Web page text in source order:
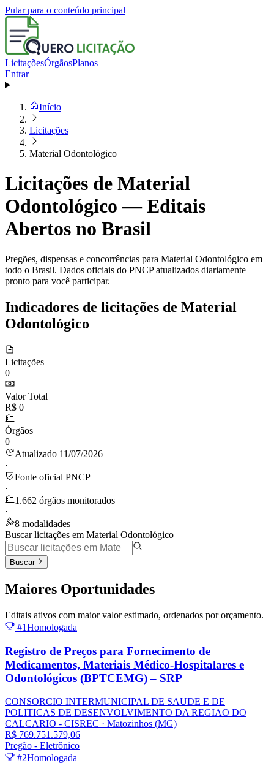
Pular para o conteúdo principal
LicitaçõesÓrgãosPlanos
Entrar
Início
Licitações
Material Odontológico
Licitações de Material
Odontológico — Editais
Abertos no Brasil
Pregões, dispensas e concorrências para Material Odontológico em
todo o Brasil. Dados oficiais do PNCP atualizados diariamente —
pronto para você participar.
Indicadores de licitações de Material
Odontológico
Licitações
0
Valor Total
R$ 0
Órgãos
0
Atualizado 11/07/2026
·
Fonte oficial PNCP
·
1.662 órgãos monitorados
·
8 modalidades
Buscar licitações em Material Odontológico
Buscar
Maiores Oportunidades
Editais ativos com maior valor estimado, ordenados por orçamento.
#1Homologada
Registro de Preços para Fornecimento de
Medicamentos, Materiais Médico-Hospitalares e
Odontológicos (BPTCEMG) – SRP
CONSORCIO INTERMUNICIPAL DE SAUDE E DE
POLITICAS DE DESENVOLVIMENTO DA REGIAO DO
CALCARIO - CISREC · Matozinhos (MG)
R$ 769.751.579,06
Pregão - Eletrônico
#2Homologada